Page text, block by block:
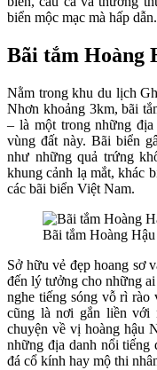
biển mộc mạc mà hấp dẫn.
Bãi tắm Hoàng
Nằm trong khu du lịch
Nhơn khoảng 3km, bãi
– là một trong những
vùng đất này. Bãi biển
như những quả trứng
khung cảnh lạ mắt, khác
các bãi biển Việt Nam.
Bãi tắm Hoàng
Sở hữu vẻ đẹp hoang sơ
đến lý tưởng cho những
nghe tiếng sóng vỗ rì
cũng là nơi gắn liền với
chuyện về vị hoàng hậu
những địa danh nổi tiếng
đá cổ kính hay mộ thi